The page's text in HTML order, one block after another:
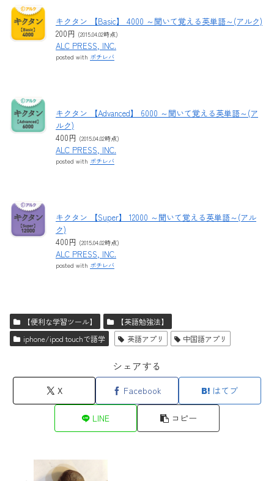
キクタン 【Basic】 4000 ～聞いて覚える英単語～(アルク)
200円 (2015.04.02時点)
ALC PRESS, INC.
posted with ポチレバ
キクタン 【Advanced】 6000 ～聞いて覚える英単語～(ア
ルク)
400円 (2015.04.02時点)
ALC PRESS, INC.
posted with ポチレバ
キクタン 【Super】 12000 ～聞いて覚える英単語～(アル
ク)
400円 (2015.04.02時点)
ALC PRESS, INC.
posted with ポチレバ
【便利な学習ツール】
【英語勉強法】
iphone/ipod touchで語学
英語アプリ 中国語アプリ
シェアする
X Facebook はてブ
LINE コピー